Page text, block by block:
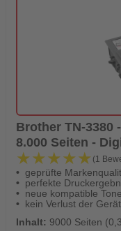
Brother TN-3380
8.000 Seiten -
★★★★★
★★★★★ (1
geprüfte
perfekte
neue kompatible
kein Verlust der
Inhalt: 9000 Seiten